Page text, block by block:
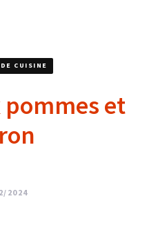
CUISINE
pommes et
2024